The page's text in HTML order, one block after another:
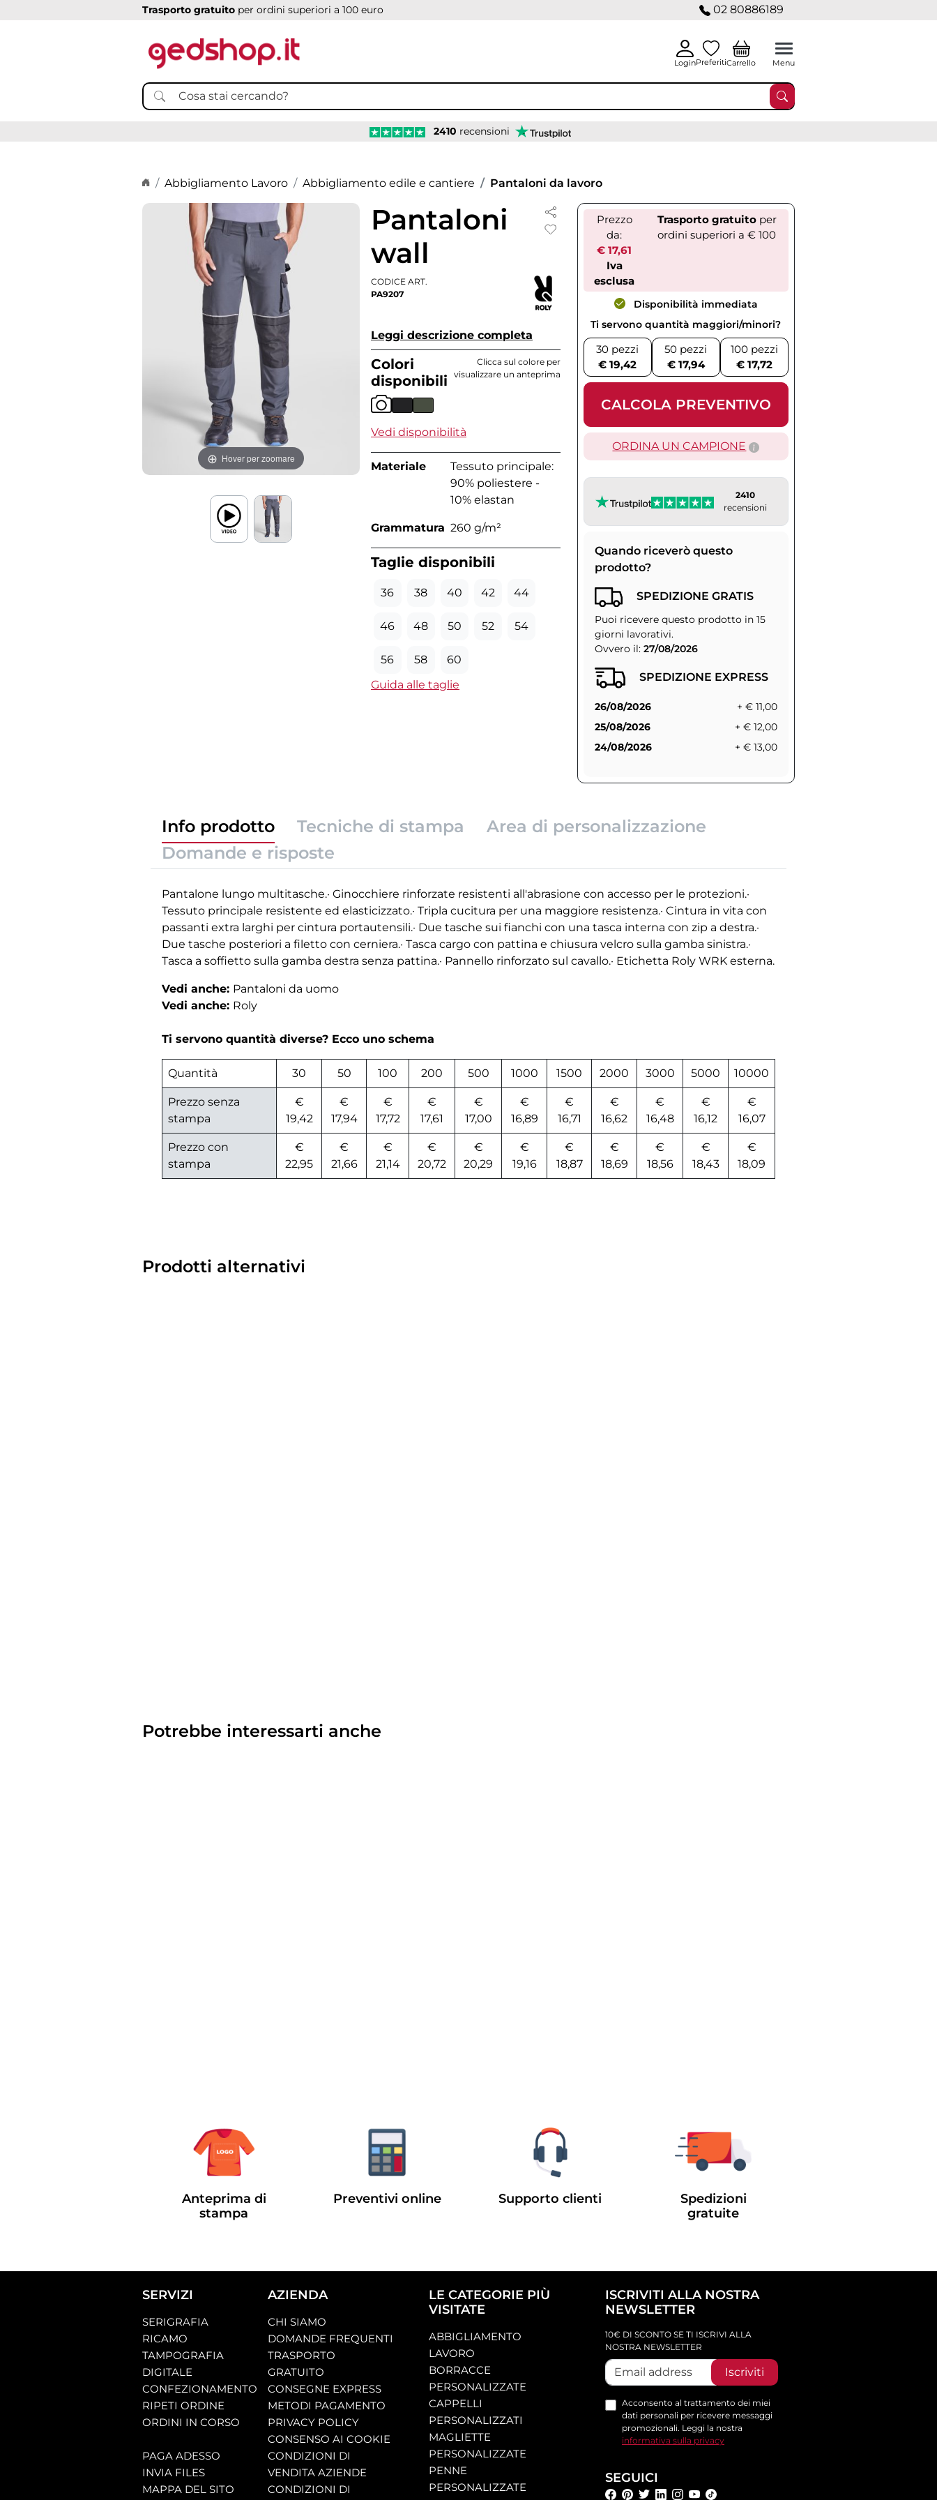
Trasporto gratuito per ordini superiori a 100 euro 02 80886189
LoginPreferitiCarrello Menu
2410 recensioni
Home page
Abbigliamento Lavoro Abbigliamento edile e cantiere Pantaloni da lavoro
Hover per zoomare
Pantaloni
wall
CODICE ART.
PA9207
Leggi descrizione completa
Colori
disponibili
Clicca sul colore per
visualizzare un anteprima
Vedi disponibilità
Materiale
Tessuto principale:
90% poliestere -
10% elastan
Grammatura 260 g/m²
Taglie disponibili
36 38 40 42 44
46 48 50 52 54
56 58
60
Guida alle taglie
Prezzo
da:
€ 17,61
Iva
esclusa
Trasporto gratuitoper
ordini superiori a € 100
Disponibilità immediata
Ti servono quantità maggiori/minori?
30 pezzi
€ 19,42
50 pezzi
€ 17,94
100 pezzi
€ 17,72
CALCOLA PREVENTIVO
ORDINA UN CAMPIONE
2410
recensioni
Quando riceverò questo
prodotto?
SPEDIZIONE GRATIS
Puoi ricevere questo prodotto in 15
giorni lavorativi.
Ovvero il: 27/08/2026
SPEDIZIONE EXPRESS
26/08/2026
+ € 11,00
25/08/2026
+ € 12,00
24/08/2026
+ € 13,00
Info prodotto Tecniche di stampa
Area di personalizzazione
Domande e risposte
Pantalone lungo multitasche.· Ginocchiere rinforzate resistenti all'abrasione con accesso per le protezioni.·
Tessuto principale resistente ed elasticizzato.· Tripla cucitura per una maggiore resistenza.· Cintura in vita con
passanti extra larghi per cintura portautensili.· Due tasche sui fianchi con una tasca interna con zip a destra.·
Due tasche posteriori a filetto con cerniera.· Tasca cargo con pattina e chiusura velcro sulla gamba sinistra.·
Tasca a soffietto sulla gamba destra senza pattina.· Pannello rinforzato sul cavallo.· Etichetta Roly WRK esterna.
Vedi anche: Pantaloni da uomo
Vedi anche: Roly
Ti servono quantità diverse? Ecco uno schema
Quantità 30 50 100 200 500 1000 1500 2000 3000 5000 10000
Prezzo senza
stampa
€
19,42
€
17,94
€
17,72
€
17,61
€
17,00
€
16,89
€
16,71
€
16,62
€
16,48
€
16,12
€
16,07
Prezzo con
stampa
€
22,95
€
21,66
€
21,14
€
20,72
€
20,29
€
19,16
€
18,87
€
18,69
€
18,56
€
18,43
€
18,09
Prodotti alternativi
Potrebbe interessarti anche
Anteprima di
stampa
Preventivi online Supporto clienti
Spedizioni
gratuite
SERVIZI
SERIGRAFIA
RICAMO
TAMPOGRAFIA
DIGITALE
CONFEZIONAMENTO
RIPETI ORDINE
ORDINI IN CORSO
PAGA ADESSO
INVIA FILES
MAPPA DEL SITO
AZIENDA
CHI SIAMO
DOMANDE FREQUENTI
TRASPORTO
GRATUITO
CONSEGNE EXPRESS
METODI PAGAMENTO
PRIVACY POLICY
CONSENSO AI COOKIE
CONDIZIONI DI
VENDITA AZIENDE
CONDIZIONI DI
LE CATEGORIE PIÙ
VISITATE
ABBIGLIAMENTO
LAVORO
BORRACCE
PERSONALIZZATE
CAPPELLI
PERSONALIZZATI
MAGLIETTE
PERSONALIZZATE
PENNE
PERSONALIZZATE
ISCRIVITI ALLA NOSTRA
NEWSLETTER
10€ DI SCONTO SE TI ISCRIVI ALLA
NOSTRA NEWSLETTER
Iscriviti
Acconsento al trattamento dei miei
dati personali per ricevere messaggi
promozionali. Leggi la nostra
informativa sulla privacy
SEGUICI